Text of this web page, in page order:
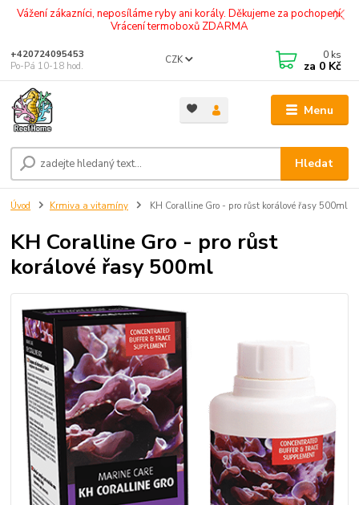
Vážení zákazníci, neposíláme ryby ani korály. Děkujeme za pochopení.
Vrácení termoboxů ZDARMA
Menu
CZK
Hledat
+420724095453
Po-Pá 10-18 hod.
0 ks
za 0 Kč
Úvod Krmiva a vitamíny KH Coralline Gro - pro růst korálové řasy 500ml
KH Coralline Gro - pro růst
korálové řasy 500ml